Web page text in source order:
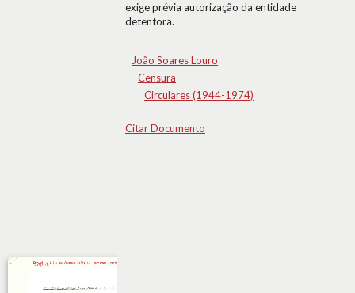
exige prévia autorização da entidade
detentora.
João Soares Louro
Censura
Circulares (1944-1974)
Citar Documento